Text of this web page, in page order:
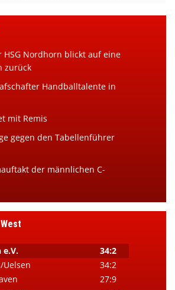
HSG Nordhorn blickt auf eine
zurück
Handballtalente in
mit Remis
gegen den Tabellenführer
der männlichen C-
e.V.
34:2
Uelsen
34:2
27:9